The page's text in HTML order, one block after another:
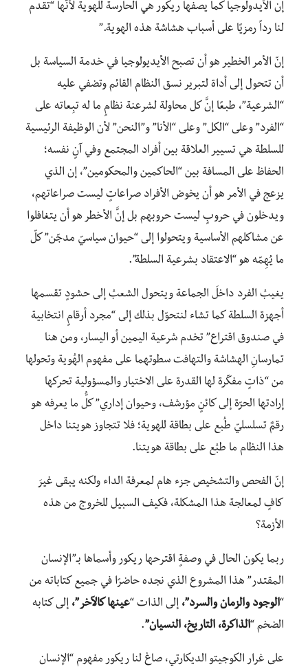
إن الأيدولوجيا كما يصفها ريكور هي الحارسة للهوية لأنّها “تقدم
لنا رداً رمزيًا على أسباب هشاشة هذه الهوية.”
إنّ الأمر الخطير هو أن تصبح الأيديولوجيا في خدمة السياسة بل
أن تتحول إلى أداة لتبرير نسق النظام القائم وتضفي عليه
“الشرعية”، طبعًا إنَّ كل محاولة لشرعنة نظامٍ ما له تبِعاته على
“الفرد” وعلى “الكل” وعلى “الأنا” و”النحن” لأن الوظيفة الرئيسية
للسلطة هي تسيير العلاقة بين أفراد المجتمع وفي آنٍ نفسه؛
الحفاظ على المسافة بين “الحاكمين والمحكومين”، إن الذي
يزعج في الأمر هو أن يخوض الأفراد صراعاتٍ ليست صراعاتهم،
ويدخلون في حروبٍ ليست حروبهم بل إنَّ الأخطر هو أن يتغافلوا
عن مشاكلهم الأساسية ويتحولوا إلى “حيوان سياسيّ مدجّن” كلّ
ما يُهِمّه هو “الاعتقاد بشرعية السلطة”.
يغيبُ الفرد داخلَ الجماعة ويتحول الشعبُ إلى حشودٍ تقسمها
أجهزة السلطة كما تشاء لنتحوّل بذلك إلى “مجرد أرقامٍ انتخابية
في صندوق اقتراع” تخدم شرعية اليمين أو اليسار، ومن هنا
تمارسانِ الهشاشة والتهافت سطوتهما على مفهوم الهُوية وتحولها
من “ذاتٍ مفكّرة لها القدرة على الاختيار والمسؤولية تحركها
إرادتها الحرّة إلى كائنٍ مؤرشف، وحيوان إداري” كلُّ ما يعرفه هو
رقمٌ تسلسليّ طُبع على بطاقة للهوية؛ فلا تتجاوز هويتنا داخل
هذا النظام ما طبُع على بطاقة هويتنا.
إنّ الفحص والتشخيص جزء هام لمعرفة الداء ولكنه يبقى غيرَ
كافٍ لمعالجة هذا المشكلة، فكيف السبيل للخروج من هذه
الأزمة؟
ربما يكون الحال في وصفةٍ اقترحها ريكور وأسماها بـ”الإنسان
المقتدر” هذا المشروع الذي نجده حاضرًا في جميع كتاباته من
“الوجود والزمان والسرد”، إلى الذات “عينها كالآخر”، إلى كتابه
الضخم “الذاكرة، التاريخ، النسيان”.
على غرار الكوجيتو الديكارتي، صاغ لنا ريكور مفهوم “الإنسان